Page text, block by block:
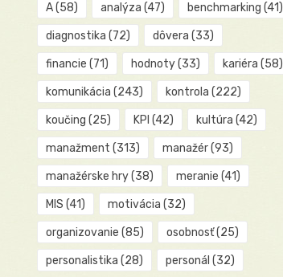
A(58) analýza (47) benchmarking (41)
diagnostika (72) dôvera (33)
financie (71) hodnoty(33) kariéra (58)
komunikácia (243) kontrola (222)
koučing (25) KPI (42) kultúra (42)
manažment (313) manažér(93)
manažérske hry(38) meranie (41)
MIS (41) motivácia (32)
organizovanie (85) osobnosť(25)
personalistika (28) personál (32)